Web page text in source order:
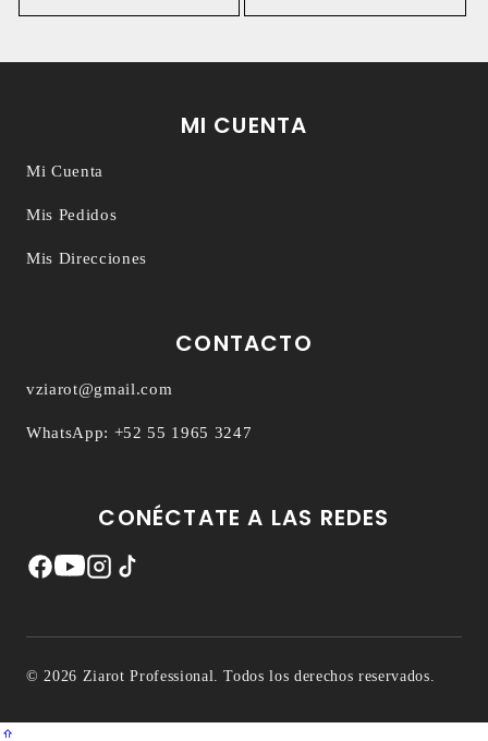
MI CUENTA
Mi Cuenta
Mis Pedidos
Mis Direcciones
CONTACTO
vziarot@gmail.com
WhatsApp: +52 55 1965 3247
CONÉCTATE A LAS REDES
© 2026 Ziarot Professional. Todos los derechos reservados.